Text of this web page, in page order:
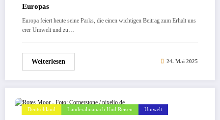
Europas
Europa feiert heute seine Parks, die einen wichtigen Beitrag zum Erhalt uns
erer Umwelt und zu…
Weiterlesen 24. Mai 2025
Deutschland Länderalmanach Und Reisen Umwelt